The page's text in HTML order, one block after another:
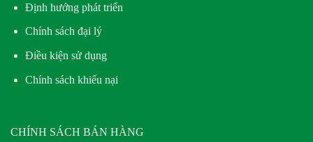
Định hướng phát triển
Chính sách đại lý
Điều kiện sử dụng
Chính sách khiếu nại
CHÍNH SÁCH BÁN HÀNG